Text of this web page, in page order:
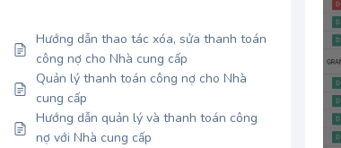
Hướng dẫn thao tác xóa, sửa thanh toán
công nợ cho Nhà cung cấp
Quản lý thanh toán công nợ cho Nhà
cung cấp
Hướng dẫn quản lý và thanh toán công
nợ với Nhà cung cấp